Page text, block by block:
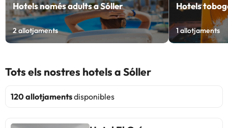
Hotels només adults a Sóller
2allotjaments
Hotels
1 allotjaments
Tots els nostres hotels a Sóller
120 allotjamentsdisponibles